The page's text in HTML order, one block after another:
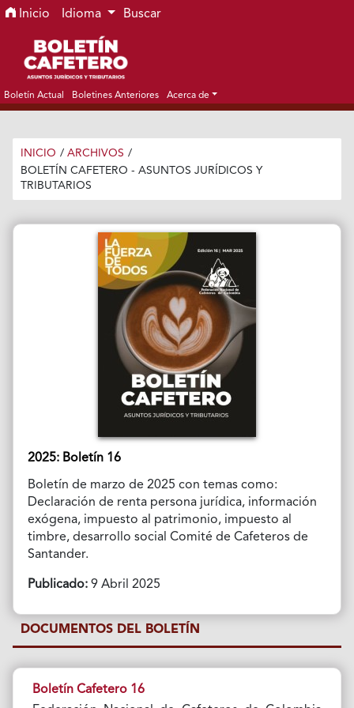
Ir al menú de navegación principal
Ir al contenido principal
Ir al pie de página del sitio
Inicio Idioma Buscar
Boletín Actual Boletines Anteriores Acerca de
INICIO / ARCHIVOS /
BOLETÍN CAFETERO - ASUNTOS JURÍDICOS Y
TRIBUTARIOS
2025: Boletín 16
Boletín de marzo de 2025 con temas como:
Declaración de renta persona jurídica, información
exógena, impuesto al patrimonio, impuesto al
timbre, desarrollo social Comité de Cafeteros de
Santander.
Publicado:9 Abril 2025
DOCUMENTOS DEL BOLETÍN
Boletín Cafetero 16